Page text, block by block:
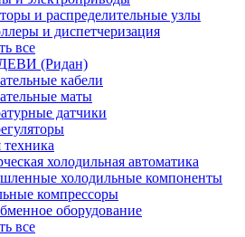
и распределительные узлы
и диспетчеризация
все
(Ридан)
кабели
маты
датчики
холодильная автоматика
холодильные компоненты
компрессоры
оборудование
все